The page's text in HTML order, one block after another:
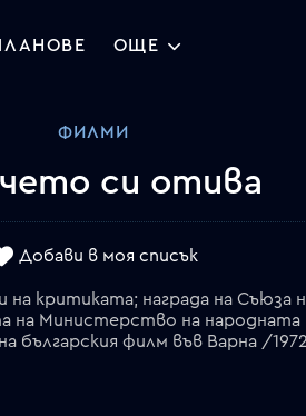
ОЩЕ
ФИЛМИ
си отива
Добави в моя списък
критиката; награда на Съюза
на Министерство на
българския филм във Варна /